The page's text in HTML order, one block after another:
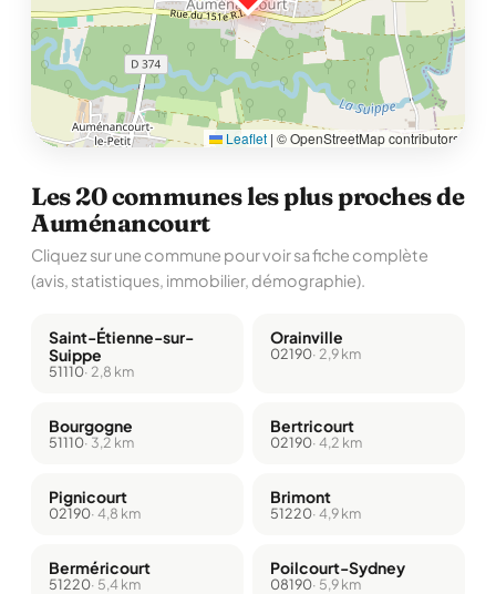
Leaflet | © OpenStreetMap contributors
Les 20 communes les plus proches de
Auménancourt
Cliquez sur une commune pour voir sa fiche complète
(avis, statistiques, immobilier, démographie).
Saint-Étienne-sur-
Suippe
51110· 2,8 km
Orainville
02190· 2,9 km
Bourgogne
51110· 3,2 km
Bertricourt
02190· 4,2 km
Pignicourt
02190· 4,8 km
Brimont
51220· 4,9 km
Berméricourt
51220· 5,4 km
Poilcourt-Sydney
08190· 5,9 km